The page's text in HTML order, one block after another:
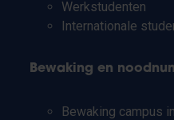
Werkstudenten
Internationale
Bewaking en
Bewaking campus